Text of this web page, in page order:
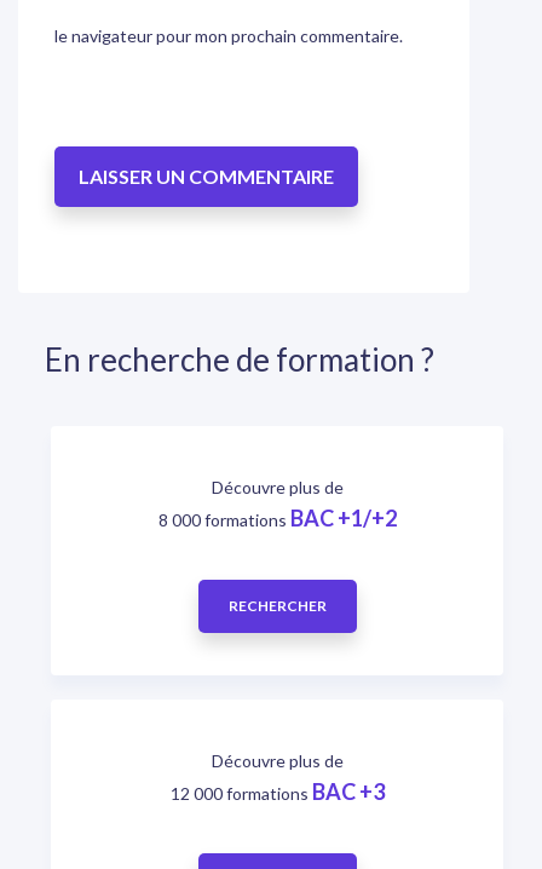
le navigateur pour mon prochain commentaire.
En recherche de formation ?
Découvre plus de
8 000 formations BAC +1/+2
RECHERCHER
Découvre plus de
12 000 formations BAC +3